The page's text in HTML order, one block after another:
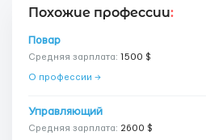
Похожие профессии:
Повар
Средняя зарплата: 1500 $
О профессии →
Управляющий
Средняя зарплата: 2600 $